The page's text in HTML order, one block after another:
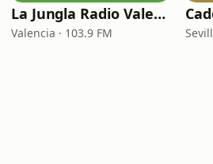
La Jungla Radio Valencia
Valencia · 103.9 FM